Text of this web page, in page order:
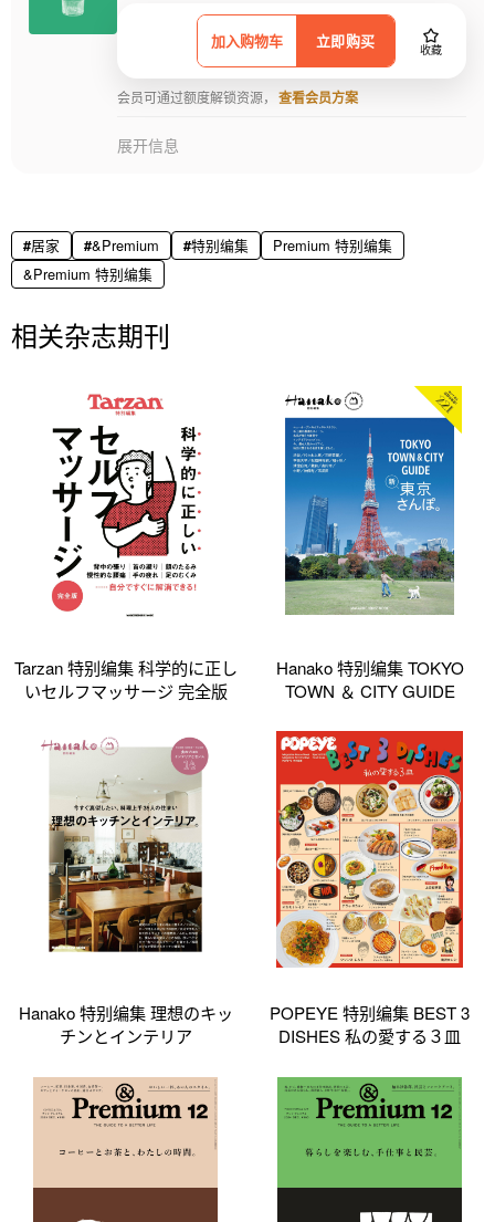
加入购物车 立即购买 收藏
会员可通过额度解锁资源， 查看会员方案
展开信息
居家 &Premium 特别编集
Premium 特别编集
&Premium 特别编集
相关杂志期刊
Tarzan 特别编集 科学的に正し
いセルフマッサージ 完全版
Hanako 特别编集 TOKYO
TOWN ＆ CITY GUIDE
Hanako 特别编集 理想のキッ
チンとインテリア
POPEYE 特别编集 BEST 3
DISHES 私の愛する３皿